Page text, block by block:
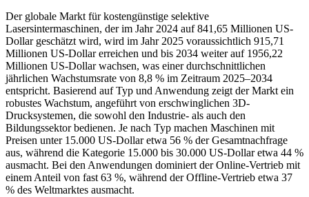
Der globale Markt für kostengünstige selektive
Lasersintermaschinen, der im Jahr 2024 auf 841,65 Millionen US-
Dollar geschätzt wird, wird im Jahr 2025 voraussichtlich 915,71
Millionen US-Dollar erreichen und bis 2034 weiter auf 1956,22
Millionen US-Dollar wachsen, was einer durchschnittlichen
jährlichen Wachstumsrate von 8,8 % im Zeitraum 2025–2034
entspricht. Basierend auf Typ und Anwendung zeigt der Markt ein
robustes Wachstum, angeführt von erschwinglichen 3D-
Drucksystemen, die sowohl den Industrie- als auch den
Bildungssektor bedienen. Je nach Typ machen Maschinen mit
Preisen unter 15.000 US-Dollar etwa 56 % der Gesamtnachfrage
aus, während die Kategorie 15.000 bis 30.000 US-Dollar etwa 44 %
ausmacht. Bei den Anwendungen dominiert der Online-Vertrieb mit
einem Anteil von fast 63 %, während der Offline-Vertrieb etwa 37
% des Weltmarktes ausmacht.